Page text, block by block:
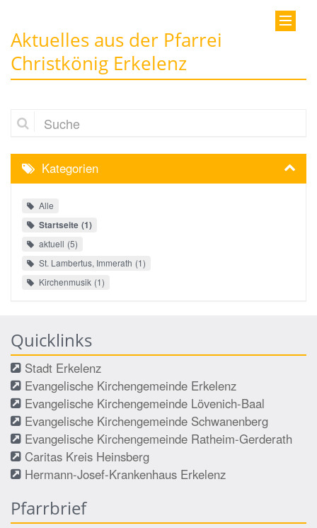
Aktuelles aus der Pfarrei
Christkönig Erkelenz
Suche
Kategorien
Alle
Startseite 1
aktuell 5
St. Lambertus, Immerath 1
Kirchenmusik 1
Quicklinks
Stadt Erkelenz
Evangelische Kirchengemeinde Erkelenz
Evangelische Kirchengemeinde Lövenich-Baal
Evangelische Kirchengemeinde Schwanenberg
Evangelische Kirchengemeinde Ratheim-Gerderath
Caritas Kreis Heinsberg
Hermann-Josef-Krankenhaus Erkelenz
Pfarrbrief